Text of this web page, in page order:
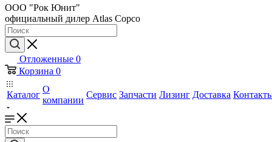
ООО "Рок Юнит"
официальный дилер Atlas Copco
Отложенные 0
Корзина 0
Каталог
О
компании
Сервис Запчасти Лизинг Доставка